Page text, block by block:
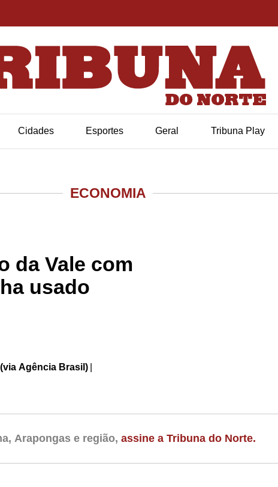
Cidades Esportes Geral Tribuna Play
ECONOMIA
da Vale com
usado
Agência Brasil)
Arapongas e região, assine a Tribuna do Norte.